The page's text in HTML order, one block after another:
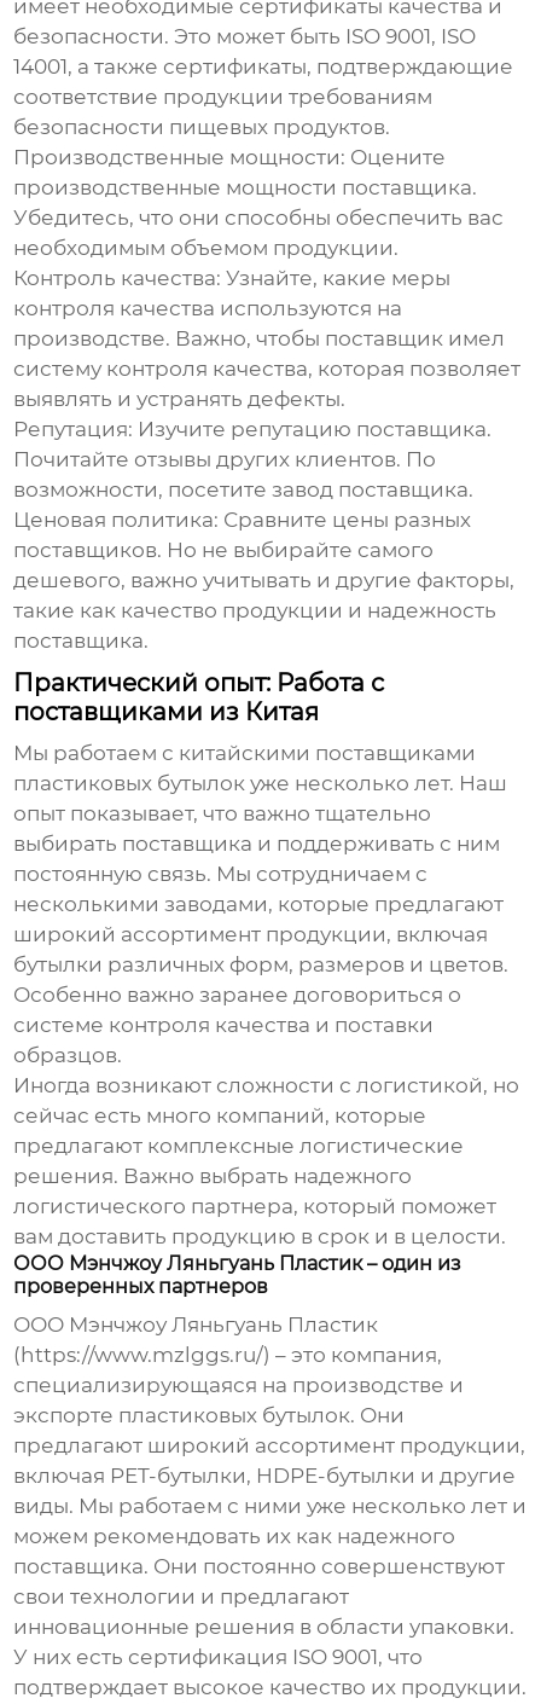
имеет необходимые сертификаты качества и
безопасности. Это может быть ISO 9001, ISO
14001, а также сертификаты, подтверждающие
соответствие продукции требованиям
безопасности пищевых продуктов.
Производственные мощности: Оцените
производственные мощности поставщика.
Убедитесь, что они способны обеспечить вас
необходимым объемом продукции.
Контроль качества: Узнайте, какие меры
контроля качества используются на
производстве. Важно, чтобы поставщик имел
систему контроля качества, которая позволяет
выявлять и устранять дефекты.
Репутация: Изучите репутацию поставщика.
Почитайте отзывы других клиентов. По
возможности, посетите завод поставщика.
Ценовая политика: Сравните цены разных
поставщиков. Но не выбирайте самого
дешевого, важно учитывать и другие факторы,
такие как качество продукции и надежность
поставщика.
Практический опыт: Работа с
поставщиками из Китая
Мы работаем с китайскими поставщиками
пластиковых бутылок уже несколько лет. Наш
опыт показывает, что важно тщательно
выбирать поставщика и поддерживать с ним
постоянную связь. Мы сотрудничаем с
несколькими заводами, которые предлагают
широкий ассортимент продукции, включая
бутылки различных форм, размеров и цветов.
Особенно важно заранее договориться о
системе контроля качества и поставки
образцов.
Иногда возникают сложности с логистикой, но
сейчас есть много компаний, которые
предлагают комплексные логистические
решения. Важно выбрать надежного
логистического партнера, который поможет
вам доставить продукцию в срок и в целости.
ООО Мэнчжоу Ляньгуань Пластик – один из
проверенных партнеров
ООО Мэнчжоу Ляньгуань Пластик
(https://www.mzlggs.ru/) – это компания,
специализирующаяся на производстве и
экспорте пластиковых бутылок. Они
предлагают широкий ассортимент продукции,
включая PET-бутылки, HDPE-бутылки и другие
виды. Мы работаем с ними уже несколько лет и
можем рекомендовать их как надежного
поставщика. Они постоянно совершенствуют
свои технологии и предлагают
инновационные решения в области упаковки.
У них есть сертификация ISO 9001, что
подтверждает высокое качество их продукции.